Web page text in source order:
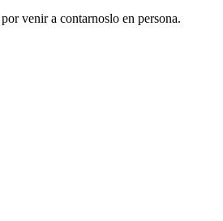
venir a contarnoslo en persona.